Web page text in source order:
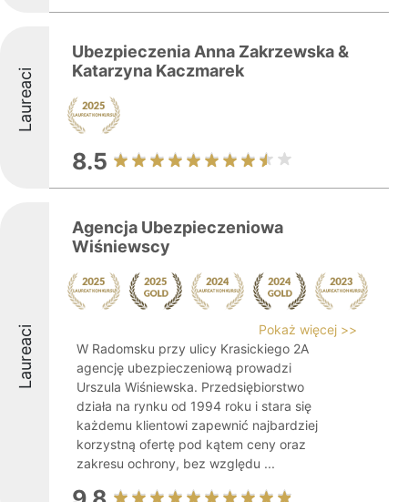
Laureaci
Ubezpieczenia Anna Zakrzewska &
Katarzyna Kaczmarek
8.5
Laureaci
Agencja Ubezpieczeniowa
Wiśniewscy
Pokaż więcej >>
W Radomsku przy ulicy Krasickiego 2A
agencję ubezpieczeniową prowadzi
Urszula Wiśniewska. Przedsiębiorstwo
działa na rynku od 1994 roku i stara się
każdemu klientowi zapewnić najbardziej
korzystną ofertę pod kątem ceny oraz
zakresu ochrony, bez względu ...